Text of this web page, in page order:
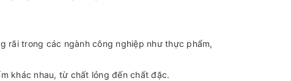
rãi trong các ngành công nghiệp như thực phẩm,
khác nhau, từ chất lỏng đến chất đặc.